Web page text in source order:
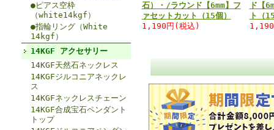
●ピアス空枠
（white14kgf）
●指輪リング（White
14kgf）
14KGF アクセサリー
14KGF天然石ネックレス
14KGFジルコニアネックレ
ス
14KGFネックレスチェーン
14KGF合成宝石ペンダント
トップ
石）・/ラウンド【6mm】フ
ァセットカット（15個）
1,190円(税込)
ド【
ト（